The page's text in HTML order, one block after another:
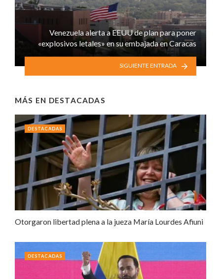
Venezuela alerta a EEUU de plan para poner
«explosivos letales» en su embajada en Caracas
SIGUIENTE ENTRADA
MÁS EN DESTACADAS
Otorgaron libertad plena a la jueza María Lourdes Afiuni
DESTACADAS
DESTACADAS